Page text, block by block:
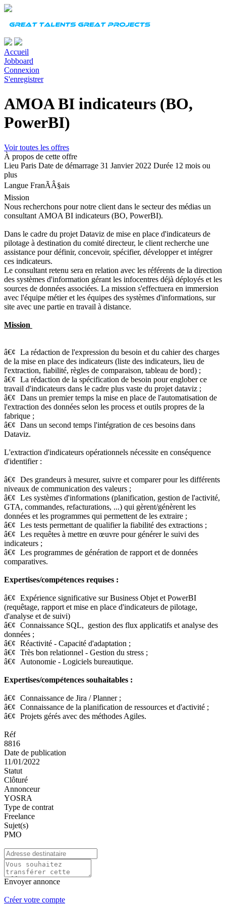
Accueil
Jobboard
Connexion
S'enregistrer
AMOA BI indicateurs (BO,
PowerBI)
Voir toutes les offres
À propos de cette offre
Lieu Paris Date de démarrage 31 Janvier 2022 Durée 12 mois ou
plus
Langue FranÃÂ§ais
Mission
Nous recherchons pour notre client dans le secteur des médias un
consultant AMOA BI indicateurs (BO, PowerBI).
Dans le cadre du projet Dataviz de mise en place d'indicateurs de
pilotage à destination du comité directeur, le client recherche une
assistance pour définir, concevoir, spécifier, développer et intégrer
ces indicateurs.
Le consultant retenu sera en relation avec les référents de la direction
des systèmes d'information gérant les infocentres déjà déployés et les
sources de données associées. La mission s'effectuera en immersion
avec l'équipe métier et les équipes des systèmes d'informations, sur
site avec une partie en travail à distance.
Mission
â€¢ La rédaction de l'expression du besoin et du cahier des charges
de la mise en place des indicateurs (liste des indicateurs, lieu de
l'extraction, fiabilité, règles de comparaison, tableau de bord) ;
â€¢ La rédaction de la spécification de besoin pour englober ce
travail d'indicateurs dans le cadre plus vaste du projet dataviz ;
â€¢ Dans un premier temps la mise en place de l'automatisation de
l'extraction des données selon les process et outils propres de la
fabrique ;
â€¢ Dans un second temps l'intégration de ces besoins dans
Dataviz.
L'extraction d'indicateurs opérationnels nécessite en conséquence
d'identifier :
â€¢ Des grandeurs à mesurer, suivre et comparer pour les différents
niveaux de communication des valeurs ;
â€¢ Les systèmes d'informations (planification, gestion de l'activité,
GTA, commandes, refacturations, ...) qui gèrent/génèrent les
données et les programmes qui permettent de les extraire ;
â€¢ Les tests permettant de qualifier la fiabilité des extractions ;
â€¢ Les requêtes à mettre en œuvre pour générer le suivi des
indicateurs ;
â€¢ Les programmes de génération de rapport et de données
comparatives.
Expertises/compétences requises :
â€¢ Expérience significative sur Business Objet et PowerBI
(requêtage, rapport et mise en place d'indicateurs de pilotage,
d'analyse et de suivi)
â€¢ Connaissance SQL, gestion des flux applicatifs et analyse des
données ;
â€¢ Réactivité - Capacité d'adaptation ;
â€¢ Très bon relationnel - Gestion du stress ;
â€¢
Autonomie - Logiciels bureautique.
Expertises/compétences souhaitables :
â€¢ Connaissance de Jira / Planner ;
â€¢ Connaissance de la planification de ressources et d'activité ;
â€¢ Projets gérés avec des méthodes Agiles.
Réf
8816
Date de publication
11/01/2022
Statut
Clôturé
Annonceur
YOSRA
Type de contrat
Freelance
Sujet(s)
PMO
Envoyer annonce
Créer votre compte